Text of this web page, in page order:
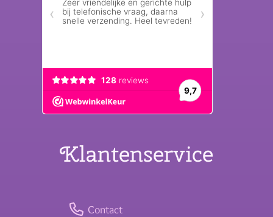
Klantenservice
Contact